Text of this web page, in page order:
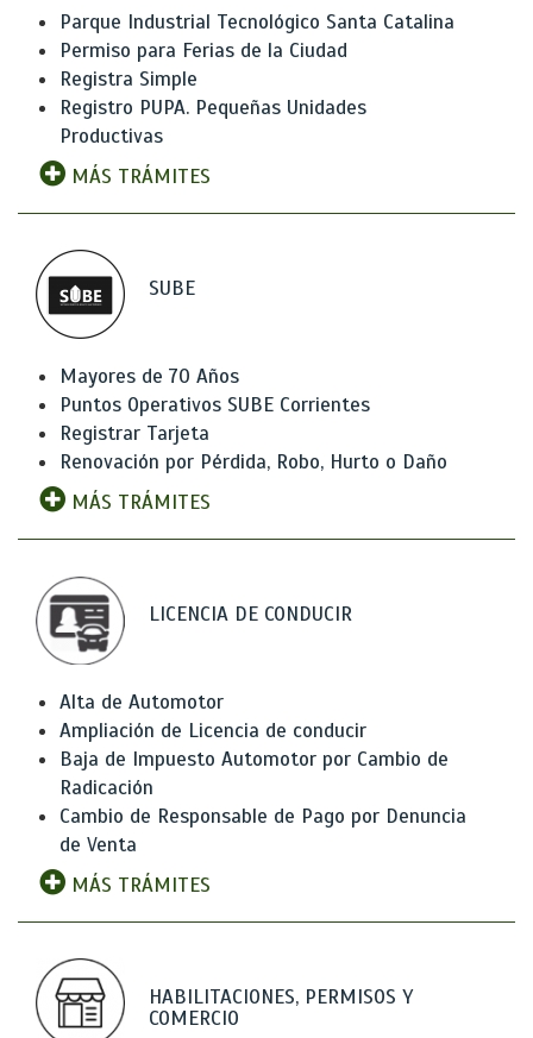
Parque Industrial Tecnológico Santa Catalina
Permiso para Ferias de la Ciudad
Registra Simple
Registro PUPA. Pequeñas Unidades
Productivas
MÁS TRÁMITES
SUBE
Mayores de 70 Años
Puntos Operativos SUBE Corrientes
Registrar Tarjeta
Renovación por Pérdida, Robo, Hurto o Daño
MÁS TRÁMITES
LICENCIA DE CONDUCIR
Alta de Automotor
Ampliación de Licencia de conducir
Baja de Impuesto Automotor por Cambio de
Radicación
Cambio de Responsable de Pago por Denuncia
de Venta
MÁS TRÁMITES
HABILITACIONES, PERMISOS Y
COMERCIO